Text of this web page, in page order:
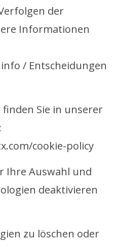
der
Informationen
/ Entscheidungen
Sie in unserer
cookie-policy
Ihre Auswahl und
deaktivieren
zu löschen oder